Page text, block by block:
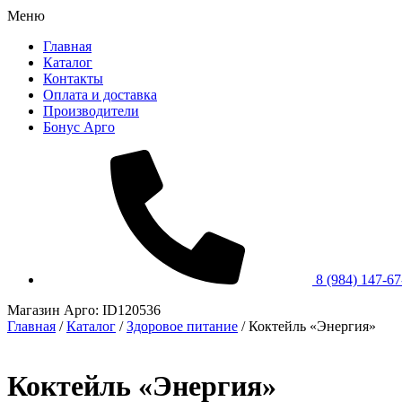
Меню
Главная
Каталог
Контакты
Оплата и доставка
Производители
Бонус Арго
8 (984) 147-
Магазин Арго: ID120536
Главная / Каталог / Здоровое питание / Коктейль «Энергия»
Коктейль «Энергия»